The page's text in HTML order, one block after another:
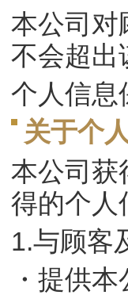
本公司对
不会超出
个人信息
关于个
本公司获
得的个人
1.与顾客
・提供